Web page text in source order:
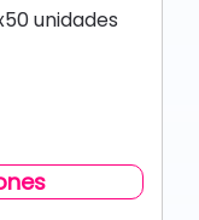
unidades